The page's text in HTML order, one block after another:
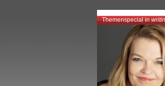
Themenspecial in